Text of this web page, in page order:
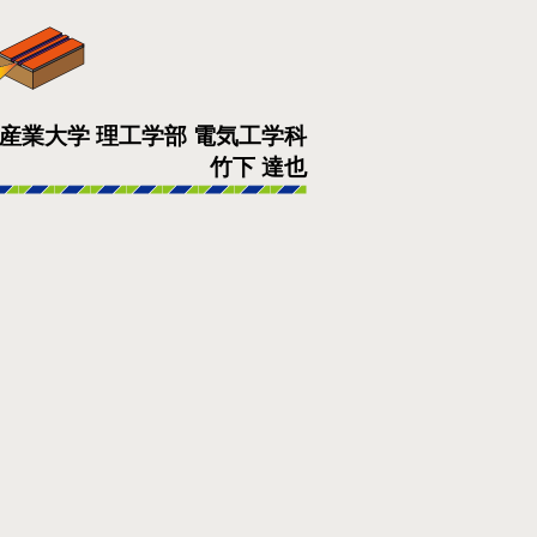
業大学 理工学部 電気工学科
竹下 達也